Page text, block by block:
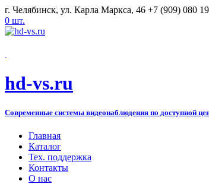
г. Челябинск, ул. Карла Маркса, 46 +7 (909) 080
0 шт.
hd-vs.ru
Современные системы видеонаблюдения по доступной
Главная
Каталог
Тех. поддержка
Контакты
О нас